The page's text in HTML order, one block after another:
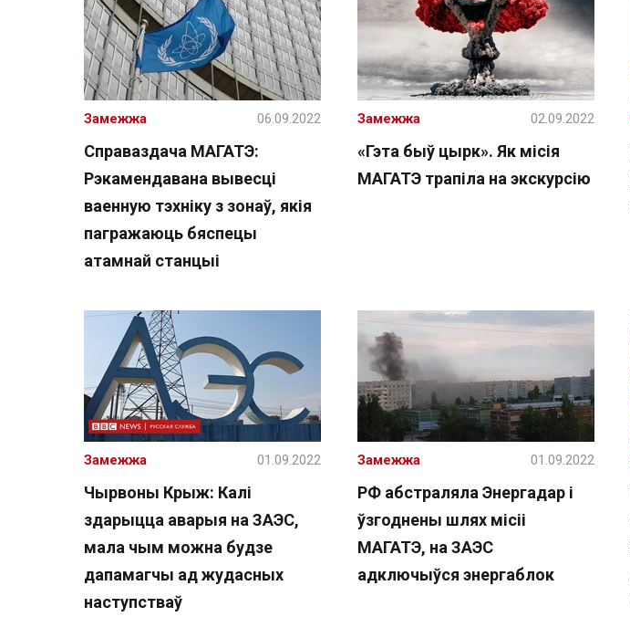
Справаздача МАГАТЭ:
Рэкамендавана вывесці
ваенную тэхніку з зонаў, якія
пагражаюць бяспецы
атамнай станцыі
Замежжа 06.09.2022
«Гэта быў цырк». Як місія
МАГАТЭ трапіла на экскурсію
Замежжа 02.09.2022
Чырвоны Крыж: Калі
здарыцца аварыя на ЗАЭС,
мала чым можна будзе
дапамагчы ад жудасных
наступстваў
Замежжа 01.09.2022
РФ абстраляла Энергадар і
ўзгоднены шлях місіі
МАГАТЭ, на ЗАЭС
адключыўся энергаблок
Замежжа 01.09.2022